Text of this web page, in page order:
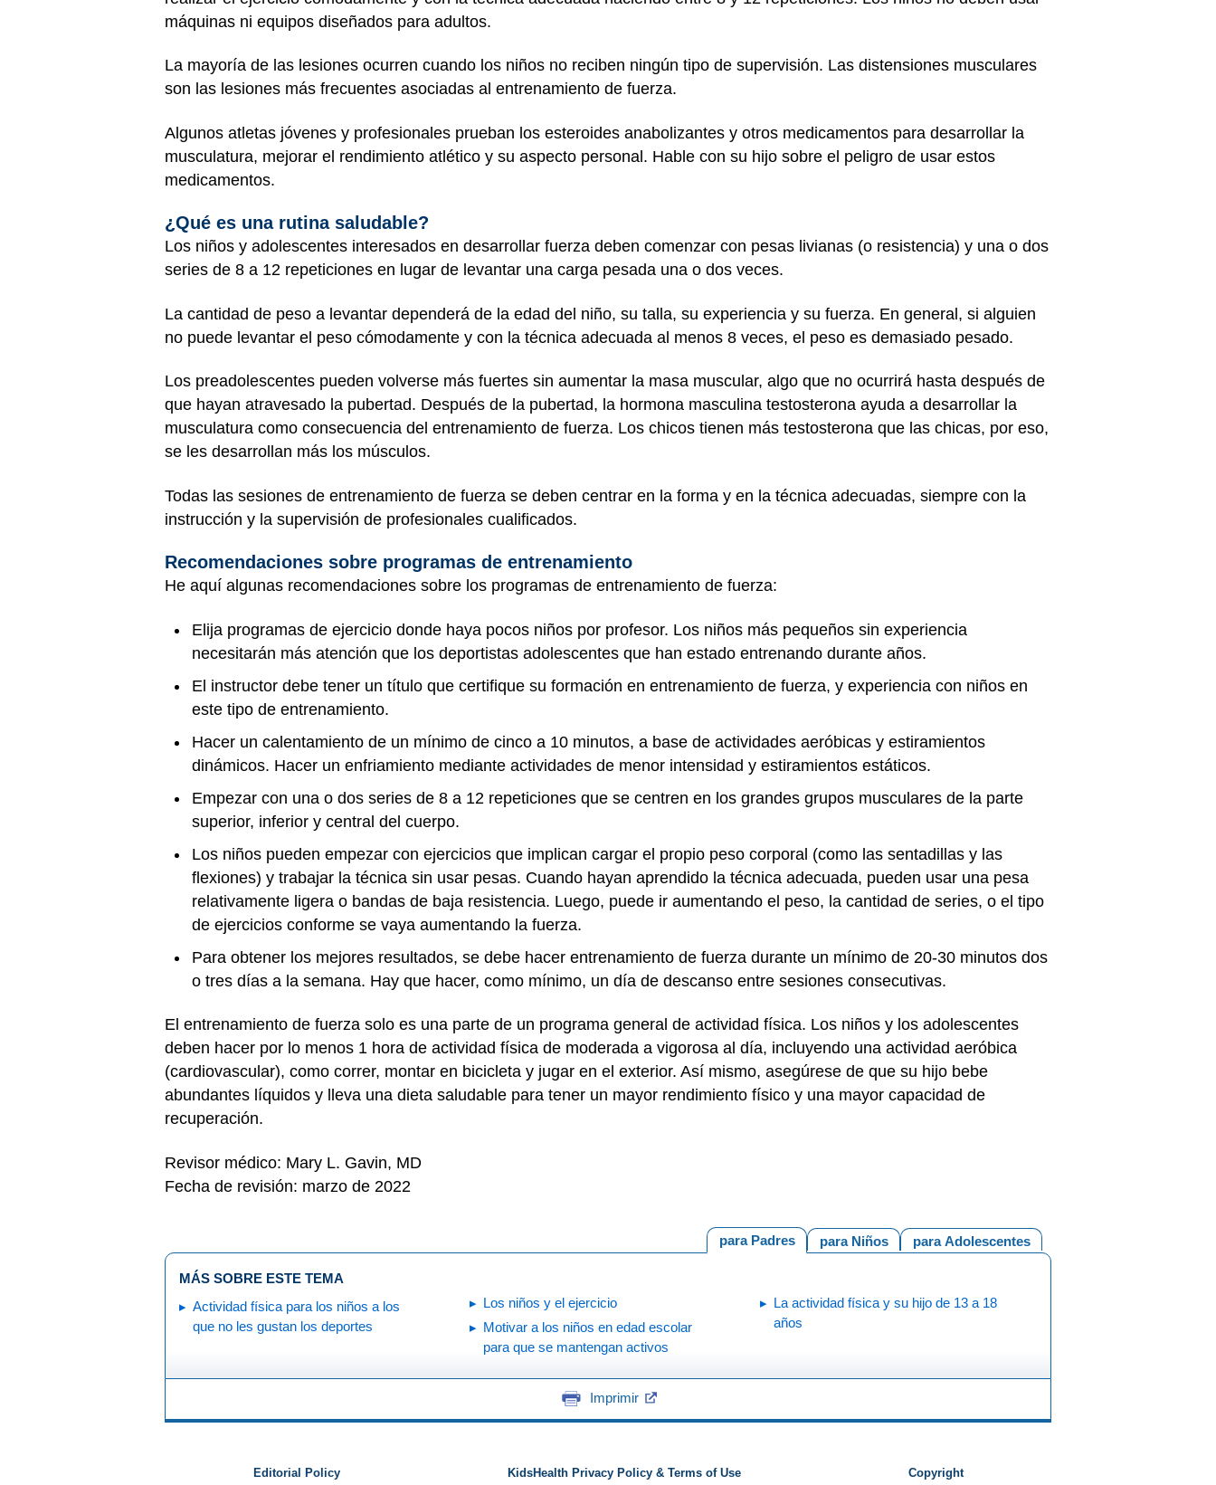
máquinas ni equipos diseñados para adultos.
La mayoría de las lesiones ocurren cuando los niños no reciben ningún tipo de supervisión. Las distensiones musculares
son las lesiones más frecuentes asociadas al entrenamiento de fuerza.
Algunos atletas jóvenes y profesionales prueban los esteroides anabolizantes y otros medicamentos para desarrollar la
musculatura, mejorar el rendimiento atlético y su aspecto personal. Hable con su hijo sobre el peligro de usar estos
medicamentos.
¿Qué es una rutina saludable?
Los niños y adolescentes interesados en desarrollar fuerza deben comenzar con pesas livianas (o resistencia) y una o dos
series de 8 a 12 repeticiones en lugar de levantar una carga pesada una o dos veces.
La cantidad de peso a levantar dependerá de la edad del niño, su talla, su experiencia y su fuerza. En general, si alguien
no puede levantar el peso cómodamente y con la técnica adecuada al menos 8 veces, el peso es demasiado pesado.
Los preadolescentes pueden volverse más fuertes sin aumentar la masa muscular, algo que no ocurrirá hasta después de
que hayan atravesado la pubertad. Después de la pubertad, la hormona masculina testosterona ayuda a desarrollar la
musculatura como consecuencia del entrenamiento de fuerza. Los chicos tienen más testosterona que las chicas, por eso,
se les desarrollan más los músculos.
Todas las sesiones de entrenamiento de fuerza se deben centrar en la forma y en la técnica adecuadas, siempre con la
instrucción y la supervisión de profesionales cualificados.
Recomendaciones sobre programas de entrenamiento
He aquí algunas recomendaciones sobre los programas de entrenamiento de fuerza:
Elija programas de ejercicio donde haya pocos niños por profesor. Los niños más pequeños sin experiencia
necesitarán más atención que los deportistas adolescentes que han estado entrenando durante años.
El instructor debe tener un título que certifique su formación en entrenamiento de fuerza, y experiencia con niños en
este tipo de entrenamiento.
Hacer un calentamiento de un mínimo de cinco a 10 minutos, a base de actividades aeróbicas y estiramientos
dinámicos. Hacer un enfriamiento mediante actividades de menor intensidad y estiramientos estáticos.
Empezar con una o dos series de 8 a 12 repeticiones que se centren en los grandes grupos musculares de la parte
superior, inferior y central del cuerpo.
Los niños pueden empezar con ejercicios que implican cargar el propio peso corporal (como las sentadillas y las
flexiones) y trabajar la técnica sin usar pesas. Cuando hayan aprendido la técnica adecuada, pueden usar una pesa
relativamente ligera o bandas de baja resistencia. Luego, puede ir aumentando el peso, la cantidad de series, o el tipo
de ejercicios conforme se vaya aumentando la fuerza.
Para obtener los mejores resultados, se debe hacer entrenamiento de fuerza durante un mínimo de 20-30 minutos dos
o tres días a la semana. Hay que hacer, como mínimo, un día de descanso entre sesiones consecutivas.
El entrenamiento de fuerza solo es una parte de un programa general de actividad física. Los niños y los adolescentes
deben hacer por lo menos 1 hora de actividad física de moderada a vigorosa al día, incluyendo una actividad aeróbica
(cardiovascular), como correr, montar en bicicleta y jugar en el exterior. Así mismo, asegúrese de que su hijo bebe
abundantes líquidos y lleva una dieta saludable para tener un mayor rendimiento físico y una mayor capacidad de
recuperación.
Revisor médico: Mary L. Gavin, MD
Fecha de revisión: marzo de 2022
para Adolescentes
para Niños
para Padres
MÁS SOBRE ESTE TEMA
Actividad física para los niños a los
que no les gustan los deportes
Los niños y el ejercicio
Motivar a los niños en edad escolar
para que se mantengan activos
La actividad física y su hijo de 13 a 18
años
Imprimir
Editorial Policy KidsHealth Privacy Policy & Terms of Use Copyright